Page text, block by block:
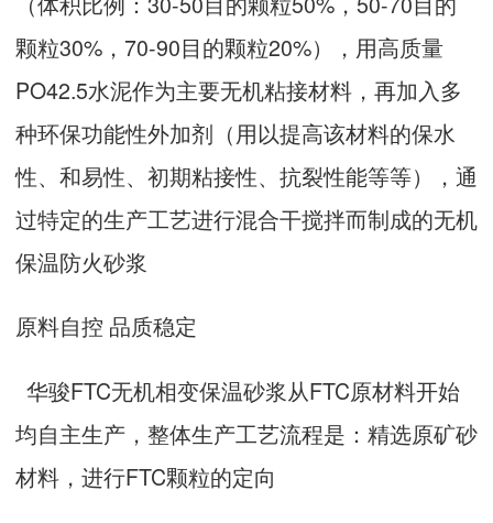
颗粒30%，70-90目的颗粒20%），用高质量
PO42.5水泥作为主要无机粘接材料，再加入多
种环保功能性外加剂（用以提高该材料的保水
性、和易性、初期粘接性、抗裂性能等等），通
过特定的生产工艺进行混合干搅拌而制成的无机
保温防火砂浆
原料自控 品质稳定
华骏FTC无机相变保温砂浆从FTC原材料开始
均自主生产，整体生产工艺流程是：精选原矿砂
材料，进行FTC颗粒的定向